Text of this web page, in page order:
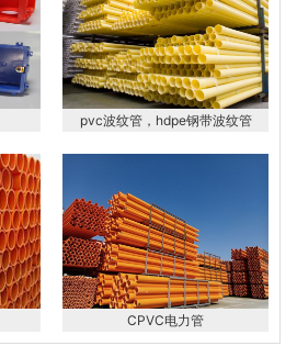
pvc波纹管，hdpe钢带波纹管
CPVC电力管